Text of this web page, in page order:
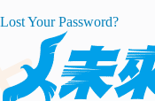
Lost Your Password?